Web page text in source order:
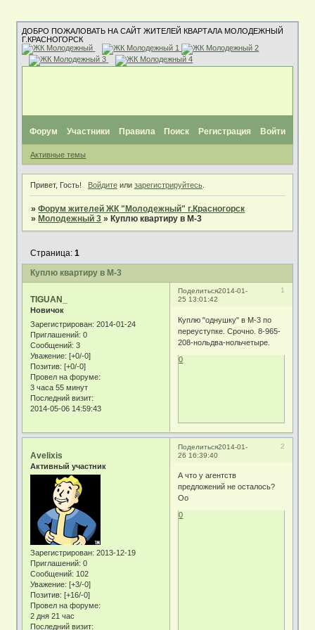
ДОБРО ПОЖАЛОВАТЬ НА САЙТ ЖИТЕЛЕЙ КВАРТАЛА МОЛОДЕЖНЫЙ
Г.КРАСНОГОРСК
Форум Участники Правила Поиск Регистрация Войти
Активные темы
Привет, Гость! Войдитеили зарегистрируйтесь.
»Форум жителей ЖК "Молодежный" г.Красногорск
» Молодежный 3 » Куплю квартиру в М-3
Куплю квартиру в М-3
Страница:1
Поделиться 1
2014-01-
25 13:01:42
TIGUAN_
Новичок
Зарегистрирован: 2014-01-24
Приглашений: 0
Сообщений: 3
Уважение: [+0/-0]
Позитив: [+0/-0]
Провел на форуме:
3 часа 55 минут
Последний визит:
2014-05-06 14:59:43
Куплю "однушку" в М-3 по
переуступке. Срочно. 8-965-
208-нольдва-нольчетыре.
0
Поделиться 2
2014-01-
26 16:39:40
Avelixis
Активный участник
Зарегистрирован: 2013-12-19
Приглашений: 0
Сообщений: 102
Уважение: [+3/-0]
Позитив: [+16/-0]
Провел на форуме:
2 дня 21 час
Последний визит:
А что у агентств
предложений не осталось?
Оо
0